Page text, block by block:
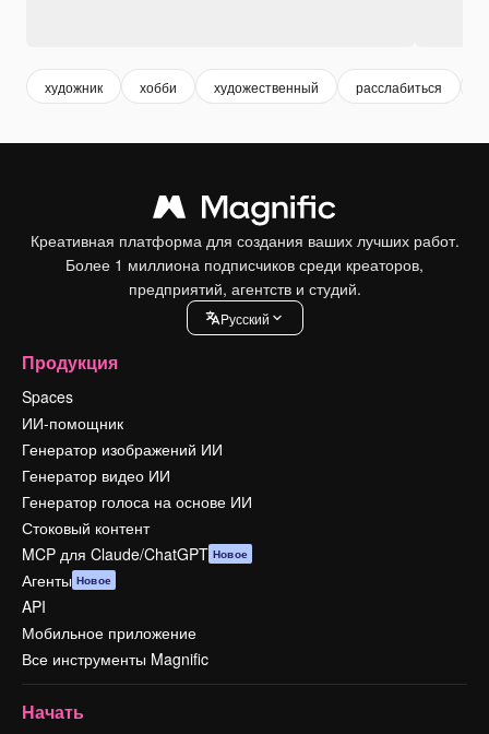
художник хобби художественный расслабиться
Креативная платформа для создания ваших лучших работ.
Более 1 миллиона подписчиков среди креаторов,
предприятий, агентств и студий.
Pусский
Продукция
Spaces
ИИ-помощник
Генератор изображений ИИ
Генератор видео ИИ
Генератор голоса на основе ИИ
Стоковый контент
MCP для Claude/ChatGPT Новое
Агенты Новое
API
Мобильное приложение
Все инструменты Magnific
Начать